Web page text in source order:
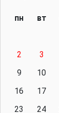
Политика
пн вт
2
3
9
10
16
17
23
24